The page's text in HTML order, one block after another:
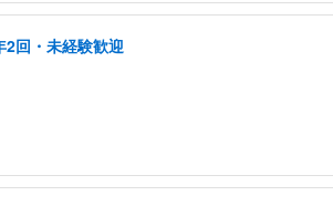
回・未経験歓迎